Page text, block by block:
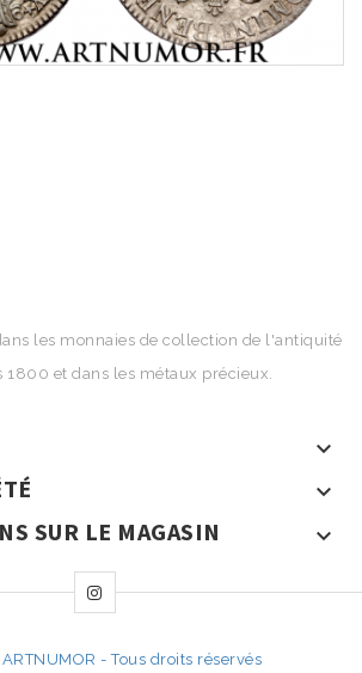
les monnaies de collection de l'antiquité
1800 et dans les métaux précieux.


SUR LE MAGASIN 
- Tous droits réservés